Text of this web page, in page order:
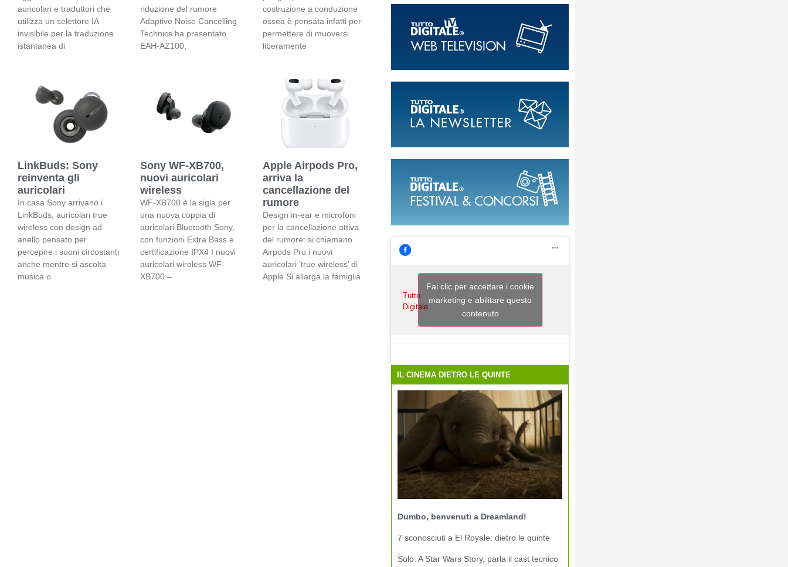
auricolari e traduttori che
utilizza un selettore IA
invisibile per la traduzione
istantanea di
riduzione del rumore
Adaptive Noise Cancelling
Technics ha presentato
EAH-AZ100,
costruzione a conduzione
ossea è pensata infatti per
permettere di muoversi
liberamente
LinkBuds: Sony
reinventa gli
auricolari
In casa Sony arrivano i
LinkBuds, auricolari true
wireless con design ad
anello pensato per
percepire i suoni circostanti
anche mentre si ascolta
musica o
Sony WF-XB700,
nuovi auricolari
wireless
WF-XB700 è la sigla per
una nuova coppia di
auricolari Bluetooth Sony,
con funzioni Extra Bass e
certificazione IPX4 I nuovi
auricolari wireless WF-
XB700 –
Apple Airpods Pro,
arriva la
cancellazione del
rumore
Design in-ear e microfoni
per la cancellazione attiva
del rumore: si chiamano
Airpods Pro i nuovi
auricolari ‘true wireless’ di
Apple Si allarga la famiglia
Tutto
Digitale
Fai clic per accettare i cookie
marketing e abilitare questo
contenuto
IL CINEMA DIETRO LE QUINTE
Dumbo, benvenuti a Dreamland!
7 sconosciuti a El Royale: dietro le quinte
Solo: A Star Wars Story, parla il cast tecnico